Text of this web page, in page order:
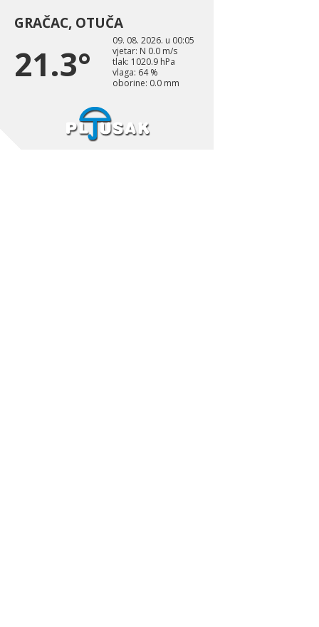
GRAČAC, OTUČA
21.3°
09. 08. 2026. u 00:05
vjetar: N 0.0 m/s
tlak: 1020.9 hPa
vlaga: 64 %
oborine: 0.0 mm